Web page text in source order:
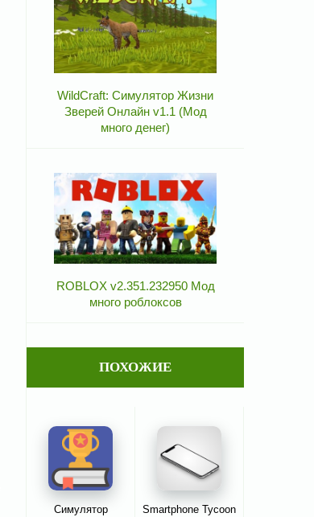
WildCraft: Симулятор Жизни
Зверей Онлайн v1.1 (Мод
много денег)
ROBLOX v2.351.232950 Мод
много роблоксов
ПОХОЖИЕ
Симулятор
Smartphone Tycoon